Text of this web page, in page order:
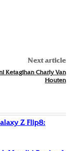
Next article
Ketagihan Charly Van
Houten
Z Flip8: